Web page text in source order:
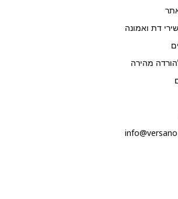
דת ואמונה
מהירה